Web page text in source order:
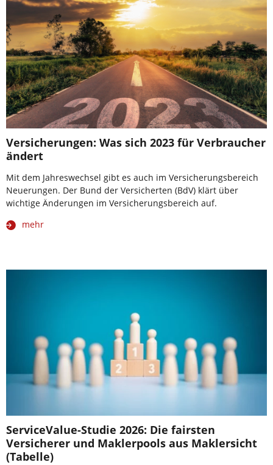
Versicherungen: Was sich 2023 für Verbraucher
ändert
Mit dem Jahreswechsel gibt es auch im Versicherungsbereich
Neuerungen. Der Bund der Versicherten (BdV) klärt über
wichtige Änderungen im Versicherungsbereich auf.
mehr
ServiceValue-Studie 2026: Die fairsten
Versicherer und Maklerpools aus Maklersicht
(Tabelle)